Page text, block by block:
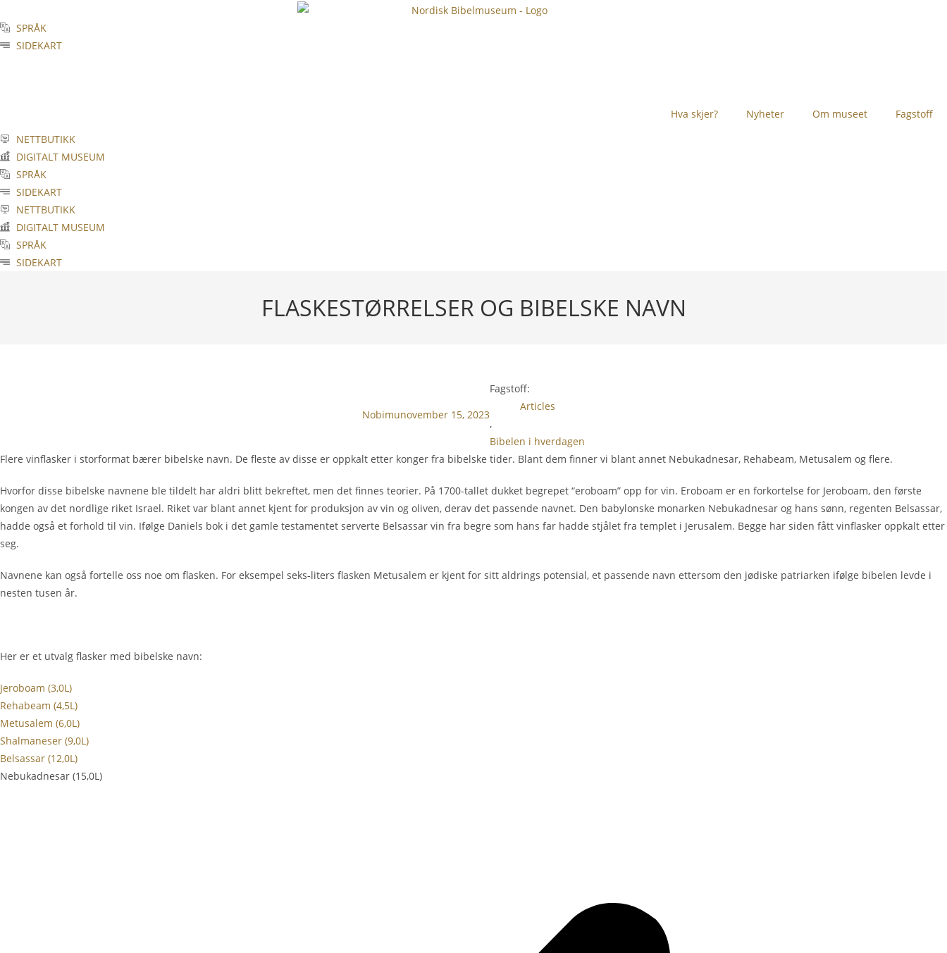
to
content
SPRÅK
SIDEKART
Hva skjer? Nyheter Om museet
Fagstoff
NETTBUTIKK
DIGITALT MUSEUM
SPRÅK
SIDEKART
NETTBUTIKK
DIGITALT MUSEUM
SPRÅK
SIDEKART
FLASKESTØRRELSER OG BIBELSKE NAVN
Nobimunovember 15, 2023
Fagstoff:
Articles
,
Bibelen i hverdagen
Flere vinflasker i storformat bærer bibelske navn. De fleste av disse er oppkalt etter konger fra bibelske tider. Blant dem finner vi blant annet Nebukadnesar, Rehabeam, Metusalem og flere.
Hvorfor disse bibelske navnene ble tildelt har aldri blitt bekreftet, men det finnes teorier. På 1700-tallet dukket begrepet “eroboam” opp for vin. Eroboam er en forkortelse for Jeroboam, den første
kongen av det nordlige riket Israel. Riket var blant annet kjent for produksjon av vin og oliven, derav det passende navnet. Den babylonske monarken Nebukadnesar og hans sønn, regenten Belsassar,
hadde også et forhold til vin. Ifølge Daniels bok i det gamle testamentet serverte Belsassar vin fra begre som hans far hadde stjålet fra templet i Jerusalem. Begge har siden fått vinflasker oppkalt etter
seg.
Navnene kan også fortelle oss noe om flasken. For eksempel seks-liters flasken Metusalem er kjent for sitt aldrings potensial, et passende navn ettersom den jødiske patriarken ifølge bibelen levde i
nesten tusen år.
Her er et utvalg flasker med bibelske navn:
Jeroboam (3,0L)
Rehabeam (4,5L)
Metusalem (6,0L)
Shalmaneser (9,0L)
Belsassar (12,0L)
Nebukadnesar (15,0L)